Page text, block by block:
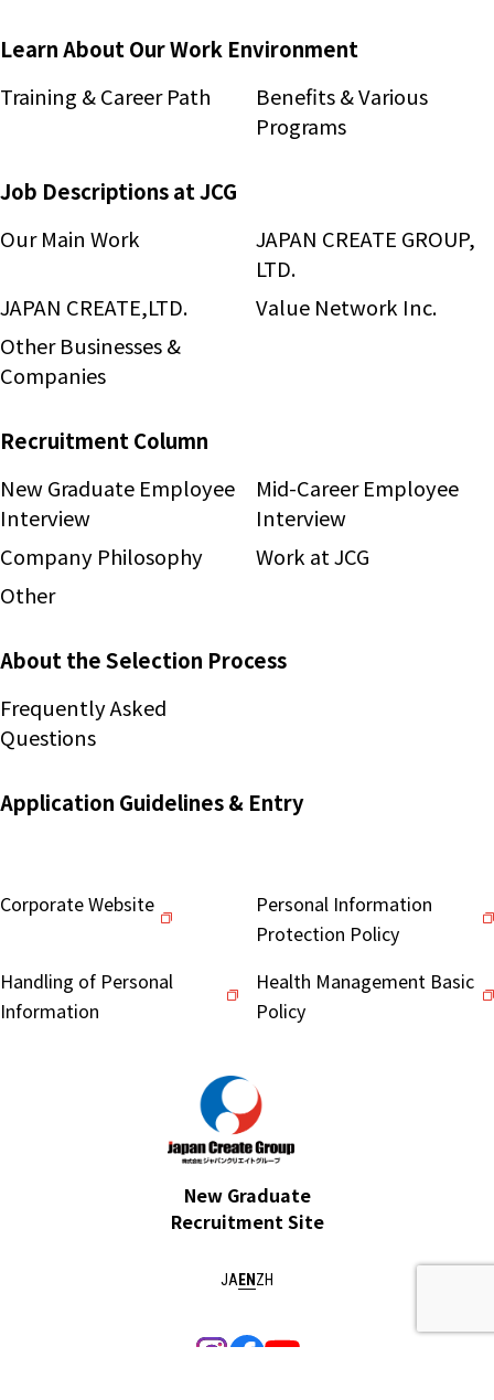
Learn About Our Work Environment
Training & Career Path
Benefits & Various
Programs
Job Descriptions at JCG
Our Main Work
JAPAN CREATE GROUP,
LTD.
JAPAN CREATE,LTD.
Value Network Inc.
Other Businesses &
Companies
Recruitment Column
New Graduate Employee
Interview
Mid-Career Employee
Interview
Company Philosophy
Work at JCG
Other
About the Selection Process
Frequently Asked
Questions
Application Guidelines & Entry
Corporate Website
Personal Information
Protection Policy
Handling of Personal
Information
Health Management Basic
Policy
New Graduate
Recruitment Site
JA EN ZH